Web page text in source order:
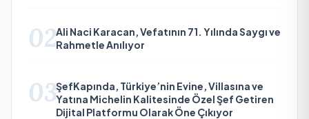
02Ali Naci Karacan, Vefatının 71. Yılında Saygı ve
Rahmetle Anılıyor
03ŞefKapında, Türkiye’nin Evine, Villasına ve
Yatına Michelin Kalitesinde Özel Şef Getiren
Dijital Platformu Olarak Öne Çıkıyor